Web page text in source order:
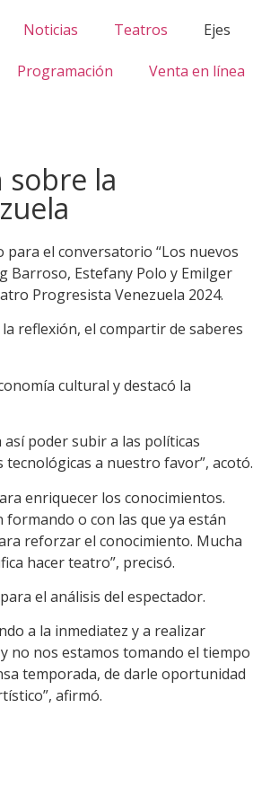
Noticias Teatros Ejes
Programación Venta en línea
sobre la
el conversatorio “Los nuevos
Barroso, Estefany Polo y Emilger
Progresista Venezuela 2024.
reflexión, el compartir de saberes
cultural y destacó la
poder subir a las políticas
a nuestro favor”, acotó.
enriquecer los conocimientos.
formando o con las que ya están
reforzar el conocimiento. Mucha
hacer teatro”, precisó.
el análisis del espectador.
a la inmediatez y a realizar
no nos estamos tomando el tiempo
temporada, de darle oportunidad
afirmó.